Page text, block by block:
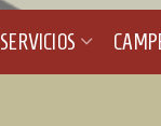
SERVICIOS